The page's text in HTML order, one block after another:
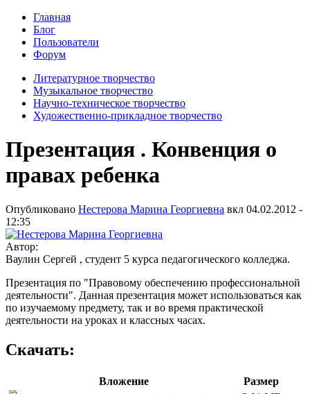
Главная
Блог
Пользователи
Форум
Литературное творчество
Музыкальное творчество
Научно-техническое творчество
Художественно-прикладное творчество
Презентация . Конвенция о
правах ребенка
Опубликовано Нестерова Марина Георгиевна вкл 04.02.2012 -
12:35
Автор:
Ваулин Сергей , студент 5 курса педагогического колледжа.
Презентация по "Правовому обеспечению профессиональной
деятельности". Данная презентация может использоваться как
по изучаемому предмету, так и во время практической
деятельности на уроках и классных часах.
Скачать:
Вложение
Размер